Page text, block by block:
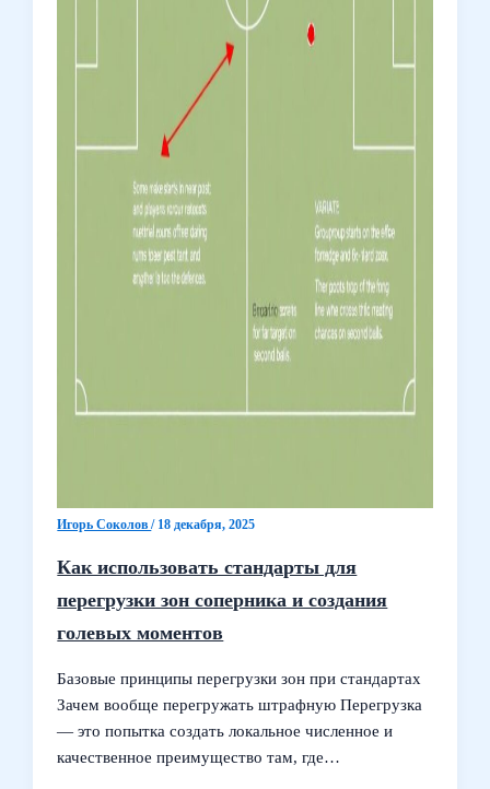
Игорь Соколов/ 18 декабря, 2025
Как использовать стандарты для
перегрузки зон соперника и создания
голевых моментов
Базовые принципы перегрузки зон при стандартах
Зачем вообще перегружать штрафную Перегрузка
— это попытка создать локальное численное и
качественное преимущество там, где…